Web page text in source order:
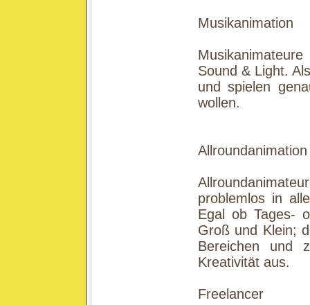
Musikanimation
Sound & Light.
und spielen
wollen.
Allroundanimation
problemlos in
Egal ob Tages-
Groß und Klein;
Bereichen und
Kreativität aus.
Freelancer